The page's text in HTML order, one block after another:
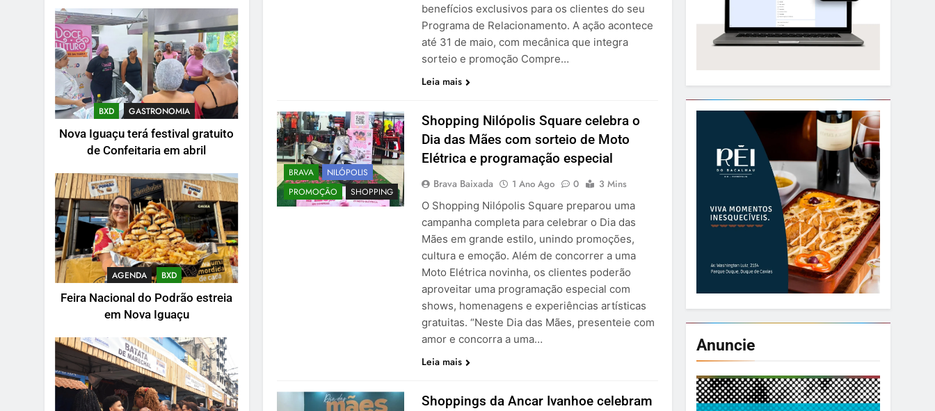
BXD GASTRONOMIA
Nova Iguaçu terá festival gratuito
de Confeitaria em abril
AGENDA BXD
Feira Nacional do Podrão estreia
em Nova Iguaçu
benefícios exclusivos para os clientes do seu
Programa de Relacionamento. A ação acontece
até 31 de maio, com mecânica que integra
sorteio e promoção Compre…
Leia mais
BRAVA
NILÓPOLIS
PROMOÇÃO
SHOPPING
Shopping Nilópolis Square celebra o
Dia das Mães com sorteio de Moto
Elétrica e programação especial
Brava Baixada 1 Ano Ago 0
3 Mins
O Shopping Nilópolis Square preparou uma
campanha completa para celebrar o Dia das
Mães em grande estilo, unindo promoções,
cultura e emoção. Além de concorrer a uma
Moto Elétrica novinha, os clientes poderão
aproveitar uma programação especial com
shows, homenagens e experiências artísticas
gratuitas. “Neste Dia das Mães, presenteie com
amor e concorra a uma…
Leia mais
Shoppings da Ancar Ivanhoe celebram
Anuncie